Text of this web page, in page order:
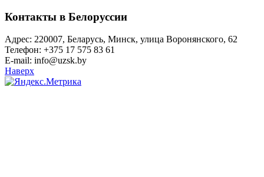
Контакты в Белоруссии
Адрес: 220007, Беларусь, Минск, улица Воронянского, 62
Телефон: +375 17 575 83 61
E-mail: info@uzsk.by
Наверх